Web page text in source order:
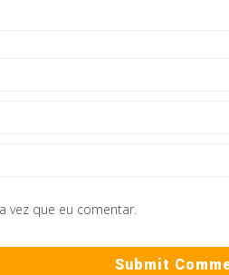
vez que eu comentar.